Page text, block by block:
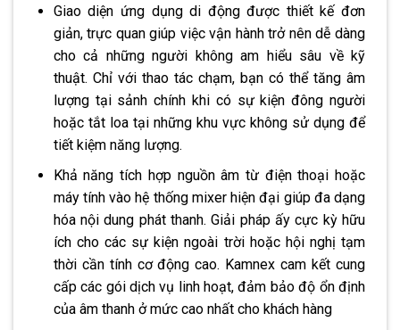
Giao diện ứng dụng di động được thiết kế đơn
giản, trực quan giúp việc vận hành trở nên dễ dàng
cho cả những người không am hiểu sâu về kỹ
thuật. Chỉ với thao tác chạm, bạn có thể tăng âm
lượng tại sảnh chính khi có sự kiện đông người
hoặc tắt loa tại những khu vực không sử dụng để
tiết kiệm năng lượng.
Khả năng tích hợp nguồn âm từ điện thoại hoặc
máy tính vào hệ thống mixer hiện đại giúp đa dạng
hóa nội dung phát thanh. Giải pháp ấy cực kỳ hữu
ích cho các sự kiện ngoài trời hoặc hội nghị tạm
thời cần tính cơ động cao. Kamnex cam kết cung
cấp các gói dịch vụ linh hoạt, đảm bảo độ ổn định
của âm thanh ở mức cao nhất cho khách hàng